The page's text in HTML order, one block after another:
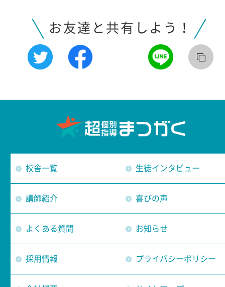
お友達と共有しよう！
校舎一覧 生徒インタビュー
講師紹介 喜びの声
よくある質問 お知らせ
採用情報 プライバシーポリシー